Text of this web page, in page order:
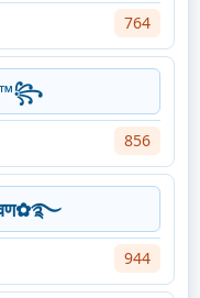
764
856
944